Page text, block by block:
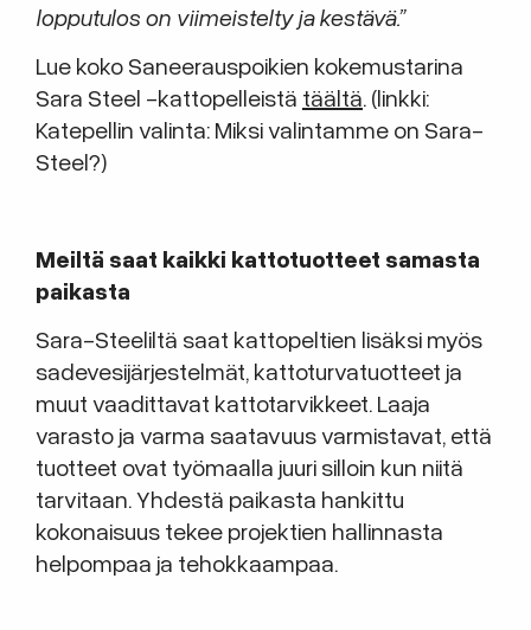
lopputulos on viimeistelty ja kestävä.”
Lue koko Saneerauspoikien kokemustarina
Sara Steel -kattopelleistä täältä. (linkki:
Katepellin valinta: Miksi valintamme on Sara-
Steel?)
Meiltä saat kaikki kattotuotteet samasta
paikasta
Sara-Steeliltä saat kattopeltien lisäksi myös
sadevesijärjestelmät, kattoturvatuotteet ja
muut vaadittavat kattotarvikkeet. Laaja
varasto ja varma saatavuus varmistavat, että
tuotteet ovat työmaalla juuri silloin kun niitä
tarvitaan. Yhdestä paikasta hankittu
kokonaisuus tekee projektien hallinnasta
helpompaa ja tehokkaampaa.